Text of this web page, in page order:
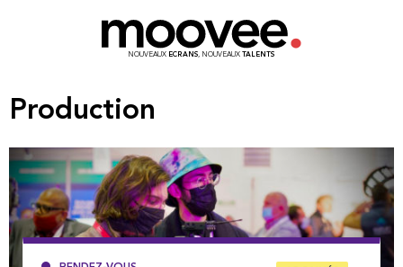
NOUVEAUX ECRANS, NOUVEAUX TALENTS
Production